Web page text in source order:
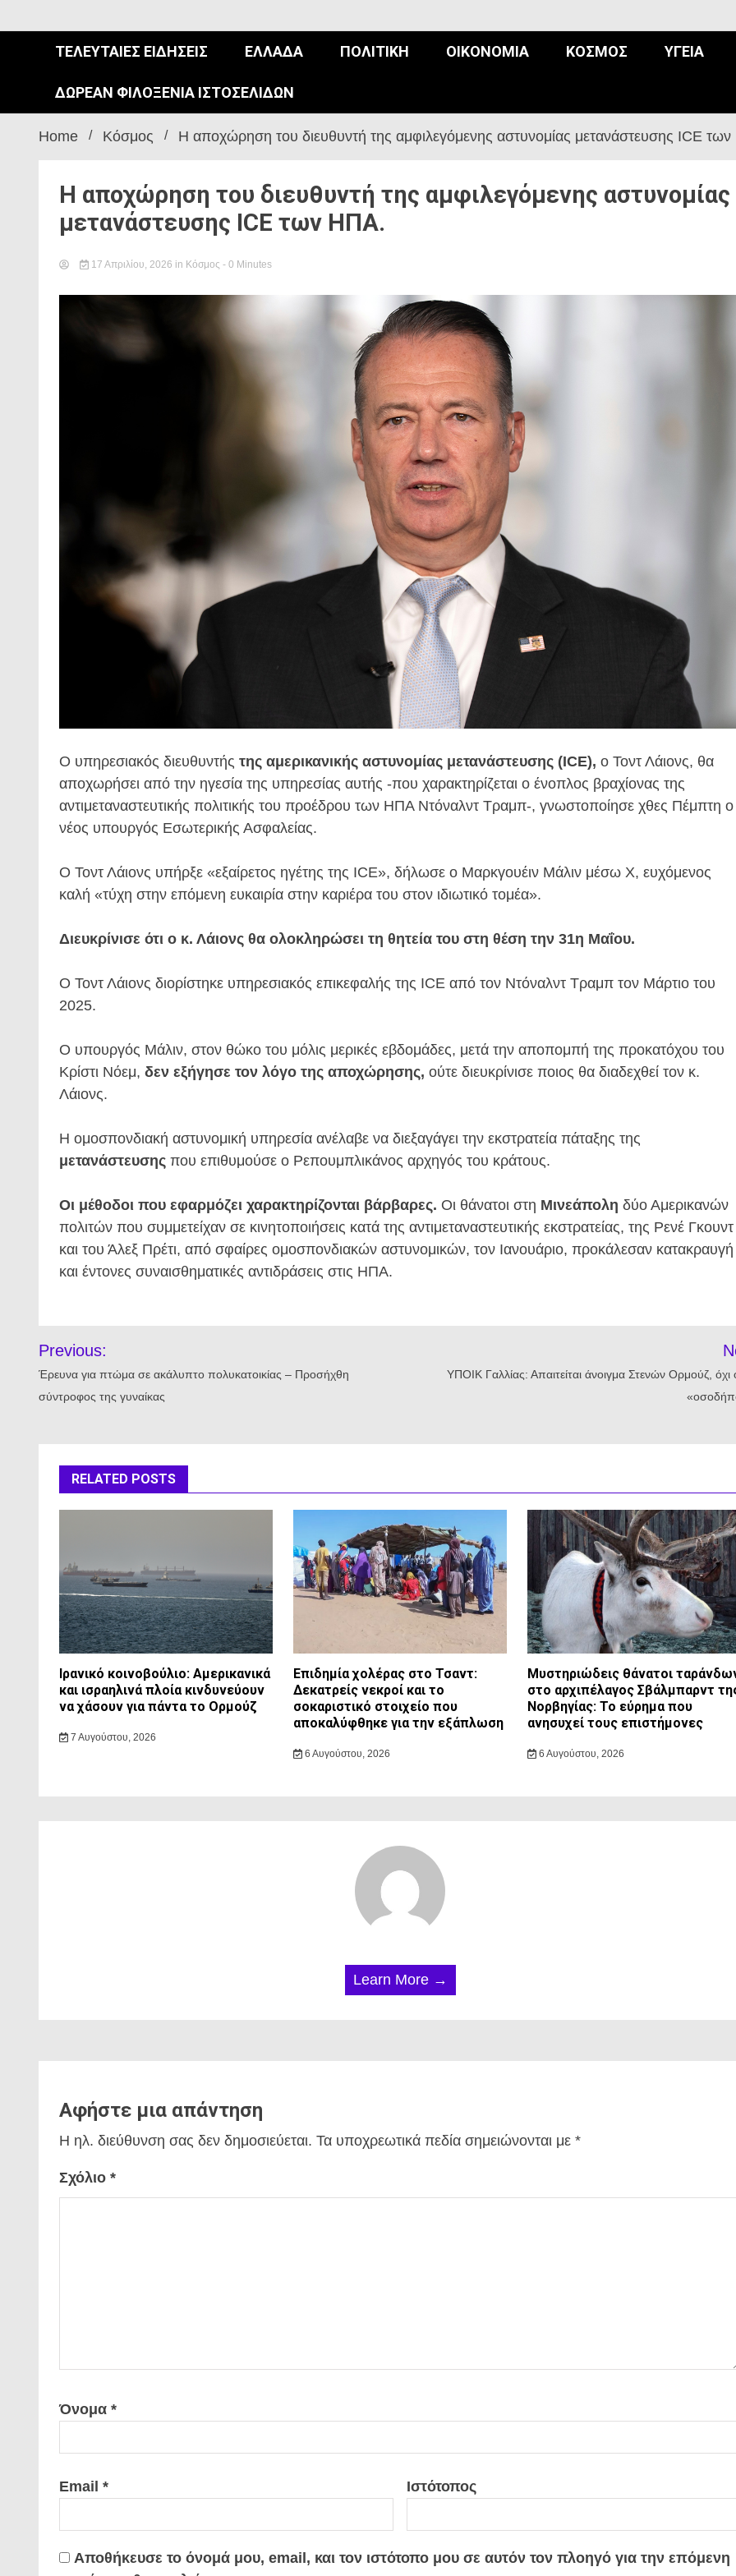
ΤΕΛΕΥΤΑΊΕΣ ΕΙΔΉΣΕΙΣ ΕΛΛΆΔΑ ΠΟΛΙΤΙΚΉ ΟΙΚΟΝΟΜΊΑ ΚΌΣΜΟΣ ΥΓΕΊΑ
ΔΩΡΕΆΝ ΦΙΛΟΞΕΝΊΑ ΙΣΤΟΣΕΛΊΔΩΝ
Home Κόσμος Η αποχώρηση του διευθυντή της αμφιλεγόμενης αστυνομίας μετανάστευσης ICE
Η αποχώρηση του διευθυντή της αμφιλεγόμενης αστυνομίας
μετανάστευσης ICE των ΗΠΑ.
17 Απριλίου, 2026 in Κόσμος - 0 Minutes
Ο υπηρεσιακός διευθυντής της αμερικανικής αστυνομίας μετανάστευσης (ICE), ο Τοντ Λάιονς, θα
αποχωρήσει από την ηγεσία της υπηρεσίας αυτής -που χαρακτηρίζεται ο ένοπλος βραχίονας της
αντιμεταναστευτικής πολιτικής του προέδρου των ΗΠΑ Ντόναλντ Τραμπ-, γνωστοποίησε χθες Πέμπτη ο
νέος υπουργός Εσωτερικής Ασφαλείας.
Ο Τοντ Λάιονς υπήρξε «εξαίρετος ηγέτης της ICE», δήλωσε ο Μαρκγουέιν Μάλιν μέσω X, ευχόμενος
καλή «τύχη στην επόμενη ευκαιρία στην καριέρα του στον ιδιωτικό τομέα».
Διευκρίνισε ότι ο κ. Λάιονς θα ολοκληρώσει τη θητεία του στη θέση την 31η Μαΐου.
Ο Τοντ Λάιονς διορίστηκε υπηρεσιακός επικεφαλής της ICE από τον Ντόναλντ Τραμπ τον Μάρτιο του
2025.
Ο υπουργός Μάλιν, στον θώκο του μόλις μερικές εβδομάδες, μετά την αποπομπή της προκατόχου του
Κρίστι Νόεμ, δεν εξήγησε τον λόγο της αποχώρησης, ούτε διευκρίνισε ποιος θα διαδεχθεί τον κ.
Λάιονς.
Η ομοσπονδιακή αστυνομική υπηρεσία ανέλαβε να διεξαγάγει την εκστρατεία πάταξης της
μετανάστευσης που επιθυμούσε ο Ρεπουμπλικάνος αρχηγός του κράτους.
Οι μέθοδοι που εφαρμόζει χαρακτηρίζονται βάρβαρες. Οι θάνατοι στη Μινεάπολη δύο Αμερικανών
πολιτών που συμμετείχαν σε κινητοποιήσεις κατά της αντιμεταναστευτικής εκστρατείας, της Ρενέ Γκουντ
και του Άλεξ Πρέτι, από σφαίρες ομοσπονδιακών αστυνομικών, τον Ιανουάριο, προκάλεσαν κατακραυγή
και έντονες συναισθηματικές αντιδράσεις στις ΗΠΑ.
άρθρων
Previous:
Έρευνα για πτώμα σε ακάλυπτο πολυκατοικίας – Προσήχθη
σύντροφος της γυναίκας
ΥΠΟΙΚ Γαλλίας: Απαιτείται άνοιγμα Στενών Ορμούζ,
RELATED POSTS
Ιρανικό κοινοβούλιο: Αμερικανικά
και ισραηλινά πλοία κινδυνεύουν
να χάσουν για πάντα το Ορμούζ
7 Αυγούστου, 2026
Επιδημία χολέρας στο Τσαντ:
Δεκατρείς νεκροί και το
σοκαριστικό στοιχείο που
αποκαλύφθηκε για την εξάπλωση
6 Αυγούστου, 2026
Μυστηριώδεις θάνατοι
στο αρχιπέλαγος Σβάλμπαρντ
Νορβηγίας: Το εύρημα που
ανησυχεί τους επιστήμονες
6 Αυγούστου, 2026
Learn More →
Αφήστε μια απάντηση
Η ηλ. διεύθυνση σας δεν δημοσιεύεται. Τα υποχρεωτικά πεδία σημειώνονται με *
Σχόλιο *
Όνομα *
Email * Ιστότοπος
Αποθήκευσε το όνομά μου, email, και τον ιστότοπο μου σε αυτόν τον πλοηγό για την επόμενη